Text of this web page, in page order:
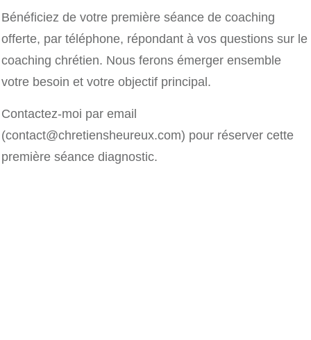
Bénéficiez de votre première séance de coaching
offerte, par téléphone, répondant à vos questions sur le
coaching chrétien. Nous ferons émerger ensemble
votre besoin et votre objectif principal.
Contactez-moi par email
(contact@chretiensheureux.com) pour réserver cette
première séance diagnostic.